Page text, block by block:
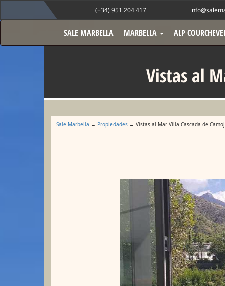
(+34) 951 204 417
SALE MARBELLA MARBELLA ALP
Vistas al
Sale Marbella → Propiedades → Vistas al Mar Villa Cascada de